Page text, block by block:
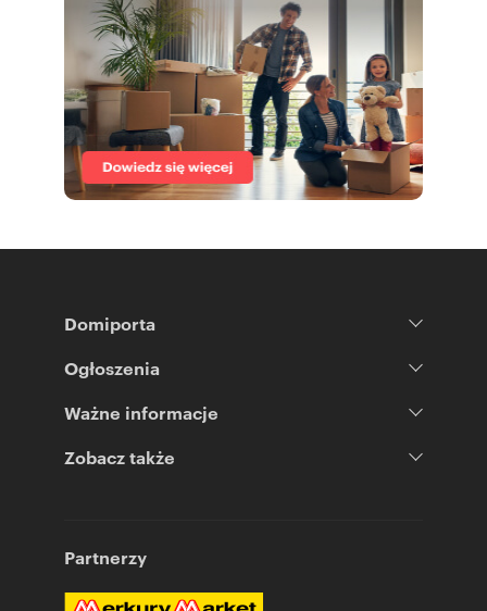
Domiporta
Ogłoszenia
Ważne informacje
Zobacz także
Partnerzy